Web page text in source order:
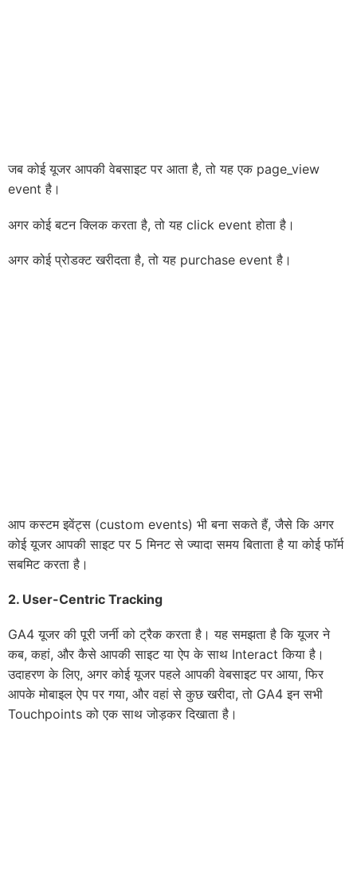
जब कोई यूजर आपकी वेबसाइट पर आता है, तो यह एक page_view
event है।
अगर कोई बटन क्लिक करता है, तो यह click event होता है।
अगर कोई प्रोडक्ट खरीदता है, तो यह purchase event है।
आप कस्टम इवेंट्स (custom events) भी बना सकते हैं, जैसे कि अगर
कोई यूजर आपकी साइट पर 5 मिनट से ज्यादा समय बिताता है या कोई फॉर्म
सबमिट करता है।
2. User-Centric Tracking
GA4 यूजर की पूरी जर्नी को ट्रैक करता है। यह समझता है कि यूजर ने
कब, कहां, और कैसे आपकी साइट या ऐप के साथ Interact किया है।
उदाहरण के लिए, अगर कोई यूजर पहले आपकी वेबसाइट पर आया, फिर
आपके मोबाइल ऐप पर गया, और वहां से कुछ खरीदा, तो GA4 इन सभी
Touchpoints को एक साथ जोड़कर दिखाता है।